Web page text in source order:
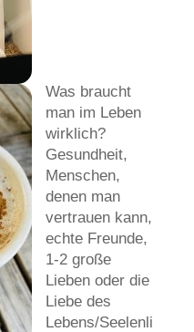
Was braucht
man im Leben
wirklich?
Gesundheit,
Menschen,
denen man
vertrauen kann,
echte Freunde,
1-2 große
Lieben oder die
Liebe des
Lebens/Seelenli